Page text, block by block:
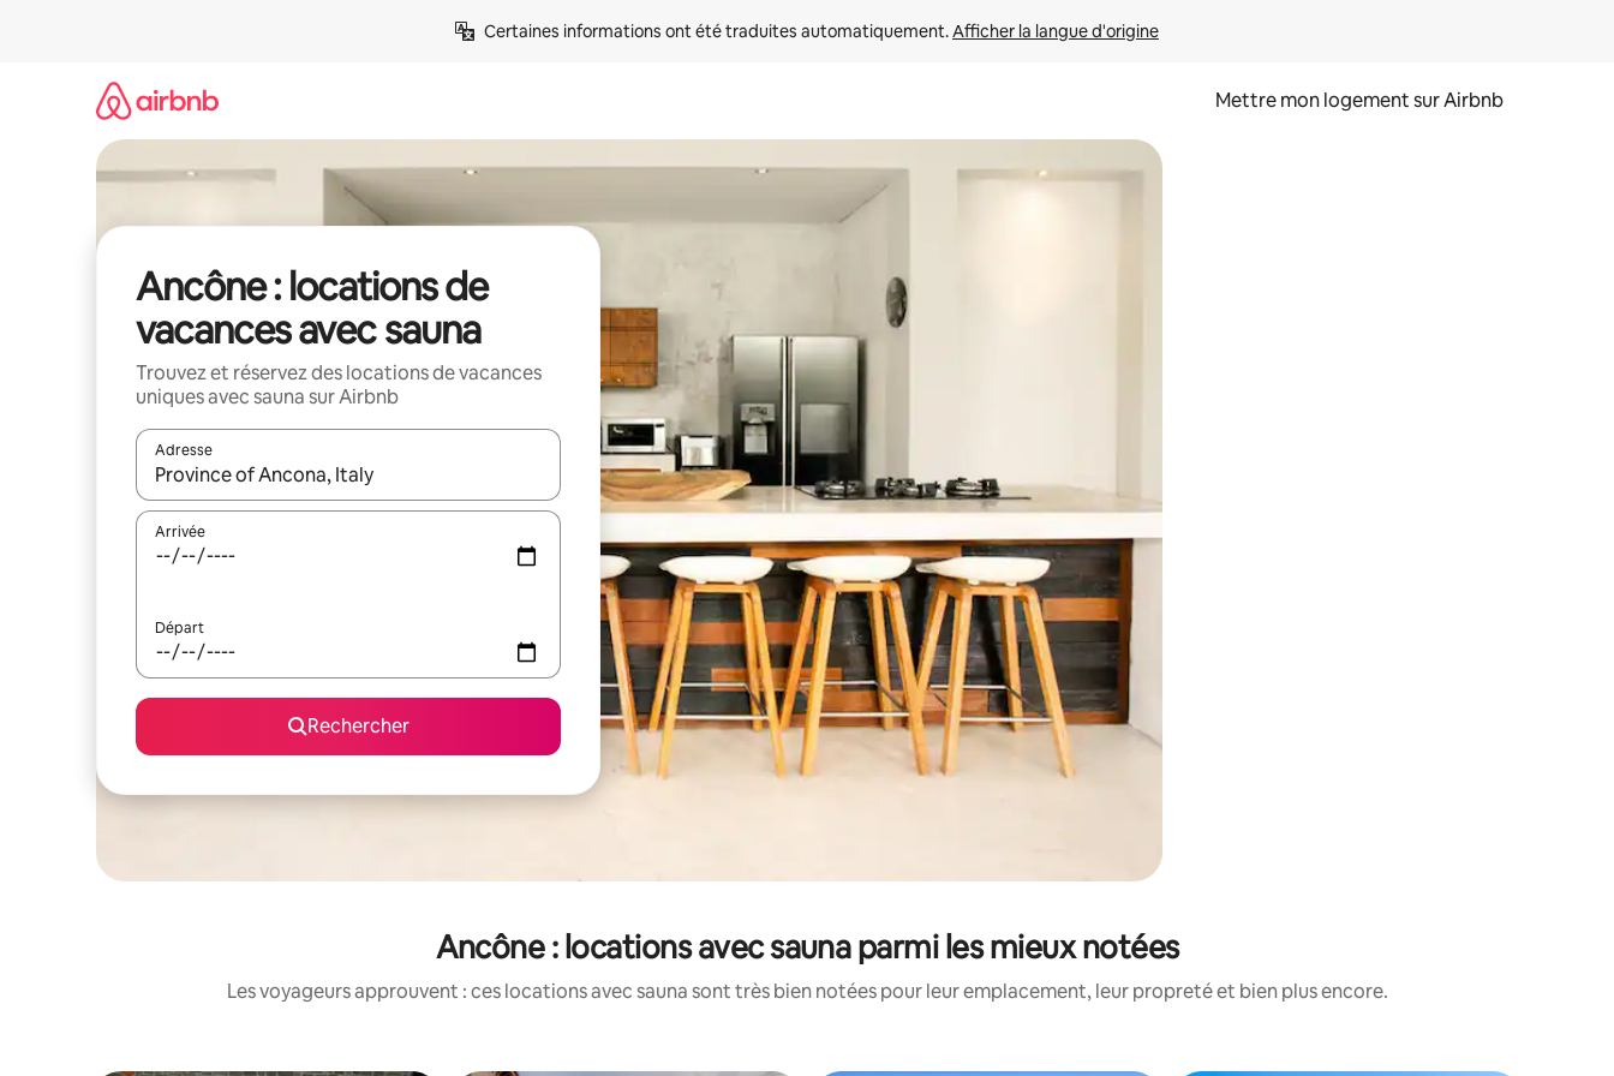
Certaines informations ont été traduites automatiquement. Afficher la langue d'origine
Mettre mon logement sur Airbnb
Ancône : locations de
vacances avec sauna
Trouvez et réservez des locations de vacances
uniques avec sauna sur Airbnb
Adresse
Lorsque les résultats s'affichent, utilisez les flèches vers le haut et vers le bas pour les parcourir ou en appuyant et en faisant glisser.
Arrivée
Départ
Rechercher
Ancône : locations avec sauna parmi les mieux notées
Les voyageurs approuvent : ces locations avec sauna sont très bien notées pour leur emplacement, leur propreté et bien plus encore.